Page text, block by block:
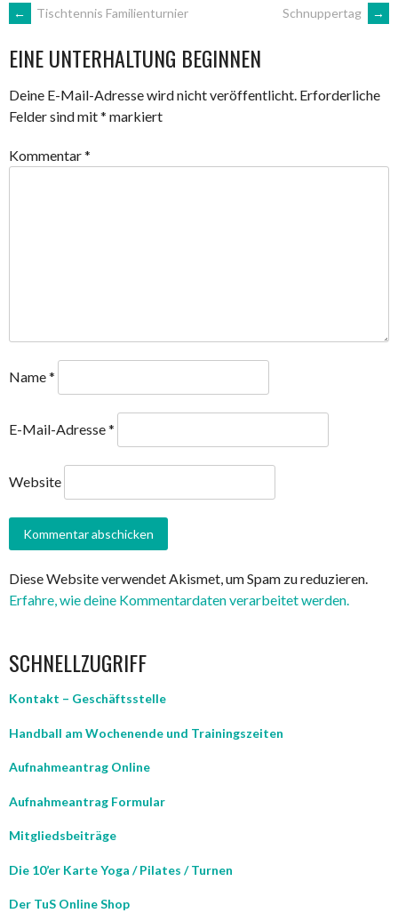
ARTIKEL-
NAVIGATION
← Tischtennis Familienturnier Schnuppertag →
EINE UNTERHALTUNG BEGINNEN
Deine E-Mail-Adresse wird nicht veröffentlicht. Erforderliche
Felder sind mit* markiert
Kommentar*
Name*
E-Mail-Adresse*
Website
Diese Website verwendet Akismet, um Spam zu reduzieren.
Erfahre, wie deine Kommentardaten verarbeitet werden.
SCHNELLZUGRIFF
Kontakt – Geschäftsstelle
Handball am Wochenende und Trainingszeiten
Aufnahmeantrag Online
Aufnahmeantrag Formular
Mitgliedsbeiträge
Die 10’er Karte Yoga / Pilates / Turnen
Der TuS Online Shop